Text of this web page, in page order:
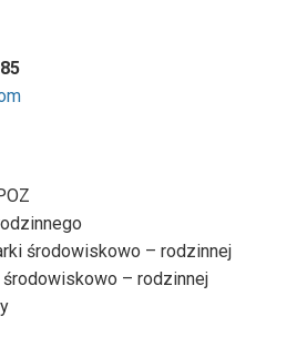
środowiskowo – rodzinnej
środowiskowo – rodzinnej